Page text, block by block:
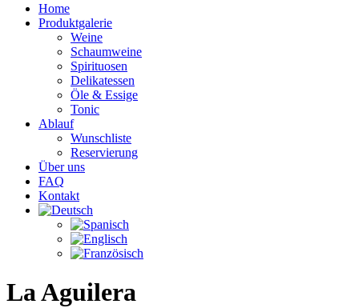
Home
Produktgalerie
Weine
Schaumweine
Spirituosen
Delikatessen
Öle & Essige
Tonic
Ablauf
Wunschliste
Reservierung
Über uns
FAQ
Kontakt
La Aguilera